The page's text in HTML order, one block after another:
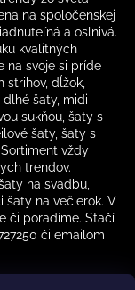
na spoločenskej
a oslnivá.
kvalitných
na svoje si príde
strihov, dĺžok,
šaty, midi
sukňou, šaty s
šaty, šaty s
vždy
trendov.
na svadbu,
šaty na večierok. V
či poradíme. Stačí
či emailom